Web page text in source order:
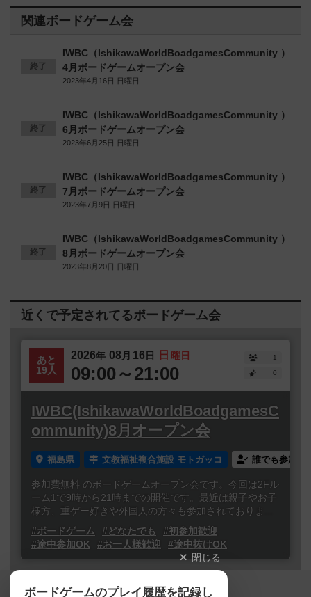
関連ボードゲーム会
終了
IWBC（IshikawaWorldBoadgamesCommunity ）
4月ボードゲームオープン会
2023年4月16日 日曜日
終了
IWBC（IshikawaWorldBoadgamesCommunity ）
6月ボードゲームオープン会
2023年6月25日 日曜日
終了
IWBC（IshikawaWorldBoadgamesCommunity ）
7月ボードゲームオープン会
2023年7月9日 日曜日
終了
IWBC（IshikawaWorldBoadgamesCommunity ）
8月ボードゲームオープン会
2023年8月20日 日曜日
近くで予定されてるボードゲーム会
あと
19人
2026年 08 月 16日 日 曜日
09:00～21:00
1
0
IWBC(IshikawaWorldBoadgamesC
ommunity)8月オープン会
福島県 文教福祉複合施設 モトガッコ 誰でも参加
参加費無料 のボードゲームオープン会です。今回は2Fル
ーム1で9時から21時までの開催です。最近は親子やお子
様方、重ゲー好きや外国人の方々も参加されておりま...
#ボードゲーム
#どなたでも
#初参加歓迎
#途中参加OK
#お一人様歓迎
#途中抜けOK
閉じる
ボードゲームのプレイ履歴を記録し